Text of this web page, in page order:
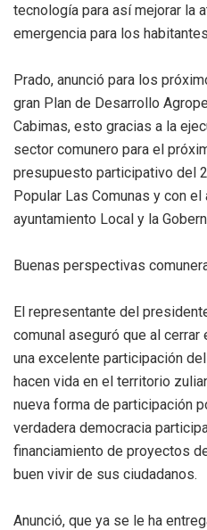
tecnología para así mejorar la
emergencia para los
Prado, anunció para los
gran Plan de Desarrollo
Cabimas, esto gracias a la
sector comunero para el
presupuesto participativo del
Popular Las Comunas y con
ayuntamiento Local y la
Buenas perspectivas
El representante del
comunal aseguró que al
una excelente participación
hacen vida en el territorio
nueva forma de participación
verdadera democracia
financiamiento de proyectos
buen vivir de sus ciudadanos.
Anunció, que ya se le ha